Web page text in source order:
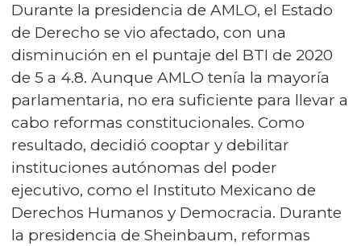
Durante la presidencia de AMLO, el Estado
de Derecho se vio afectado, con una
disminución en el puntaje del BTI de 2020
de 5 a 4.8. Aunque AMLO tenía la mayoría
parlamentaria, no era suficiente para llevar a
cabo reformas constitucionales. Como
resultado, decidió cooptar y debilitar
instituciones autónomas del poder
ejecutivo, como el Instituto Mexicano de
Derechos Humanos y Democracia. Durante
la presidencia de Sheinbaum, reformas